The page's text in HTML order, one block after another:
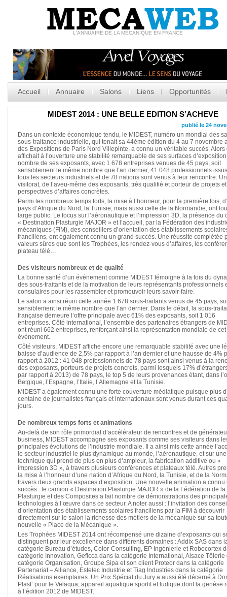
MECAWEB
L'ANNUAIRE DE LA MÉCANIQUE EN FRANCE
Accueil Annuaire Salons Liens Opportunités
MIDEST 2014 : UNE BELLE EDITION S’ACHEVE
publié le 24
Dans un contexte économique tendu, le MIDEST, numéro un mondial des
sous-traitance industrielle, qui tenait sa 44ème édition du 4 au 7 novembre
des Expositions de Paris Nord Villepinte, a connu un véritable succès. Alors
affichait à l’ouverture une stabilité remarquable de ses surfaces
nombre de ses exposants, avec 1 678 entreprises venues de 45 pays, soit
sensiblement le même nombre que l’an dernier, 41 048 professionnels
tous les secteurs industriels et de 78 nations sont venus à leur rencontre. Un
visitorat, de l’aveu-même des exposants, très qualifié et porteur de projets
perspectives d’affaires concrètes.
Parmi les nombreux temps forts, la mise à l’honneur, pour la première fois,
pays d’Afrique du Nord, la Tunisie, mais aussi celle de la Normandie, ont
large public. Le focus sur l’aéronautique et l’impression 3D, la présence du
« Destination Plasturgie MAJOR » et l’accueil, par la Fédération des
mécaniques (FIM), des conseillers d’orientation des établissements
franciliens, ont également connu un grand succès. Une réussite complétée
valeurs sûres que sont les Trophées, les rendez-vous d’affaires, les
plateau télé…
Des visiteurs nombreux et de qualité
La bonne santé d’un événement comme MIDEST témoigne à la fois du
des sous-traitants et de la motivation de leurs représentants professionnels
consulaires pour les rassembler et promouvoir leurs savoir-faire.
Le salon a ainsi réuni cette année 1 678 sous-traitants venus de 45 pays,
sensiblement le même nombre que l’an dernier. Dans le détail, la sous-
française demeure l’offre principale avec 61% des exposants, soit 1 016
entreprises. Côté international, l’ensemble des partenaires étrangers de
ont réuni 662 entreprises, renforçant ainsi la représentation mondiale de cet
événement.
Côté visiteurs, MIDEST affiche encore une remarquable stabilité avec une
baisse d’audience de 2,5% par rapport à l’an dernier et une hausse de 4%
rapport à 2012 : 41 048 professionnels de 78 pays sont ainsi venus à la
des exposants, porteurs de projets concrets, parmi lesquels 17%
par rapport à 2013) de 78 pays, le top 5 de leurs provenances étant, dans
Belgique, l’Espagne, l’Italie, l’Allemagne et la Tunisie.
MIDEST a également connu une forte couverture médiatique puisque plus
centaine de journalistes français et internationaux sont venus durant ces
jours.
De nombreux temps forts et animations
Au-delà de son rôle primordial d’accélérateur de rencontres et de
business, MIDEST accompagne ses exposants comme ses visiteurs dans
principales évolutions de l’industrie mondiale. Il a ainsi mis cette année
le secteur industriel le plus dynamique au monde, l’aéronautique, et sur une
technique qui prend de plus en plus d’ampleur, la fabrication additive ou «
impression 3D », à travers plusieurs conférences et plateaux télé. Autres
la mise à l’honneur d’une nation d’Afrique du Nord, la Tunisie, et de la
travers deux grands espaces d’exposition. Une nouvelle animation a connu
succès : le camion « Destination Plasturgie MAJOR » de la Fédération de la
Plasturgie et des Composites a fait nombre de démonstrations des
technologies à l’œuvre dans ce secteur. A noter aussi : l’invitation des
d’orientation des établissements scolaires franciliens par la FIM à découvrir
directement sur le salon la richesse des métiers de la mécanique sur sa
nouvelle « Place de la Mécanique ».
Les Trophées MIDEST 2014 ont récompensé une dizaine d’exposants qui
distinguent par leur excellence dans différents domaines : Addix SAS dans
catégorie Bureau d’études, Color-Consulting, EP Ingénierie et Robocortex
catégorie Innovation, Geficca dans la catégorie International, Alsace Tôlerie
catégorie Organisation, Groupe Sipa et son client Proteor dans la catégorie
Partenariat – Alliance, Estelec Industrie et Tiag Industries dans la catégorie
Réalisations exemplaires. Un Prix Spécial du Jury a aussi été décerné à
Plast’ pour le Velaqua, appareil aquatique sportif et ludique dont la genèse
à l’édition 2012 de MIDEST.